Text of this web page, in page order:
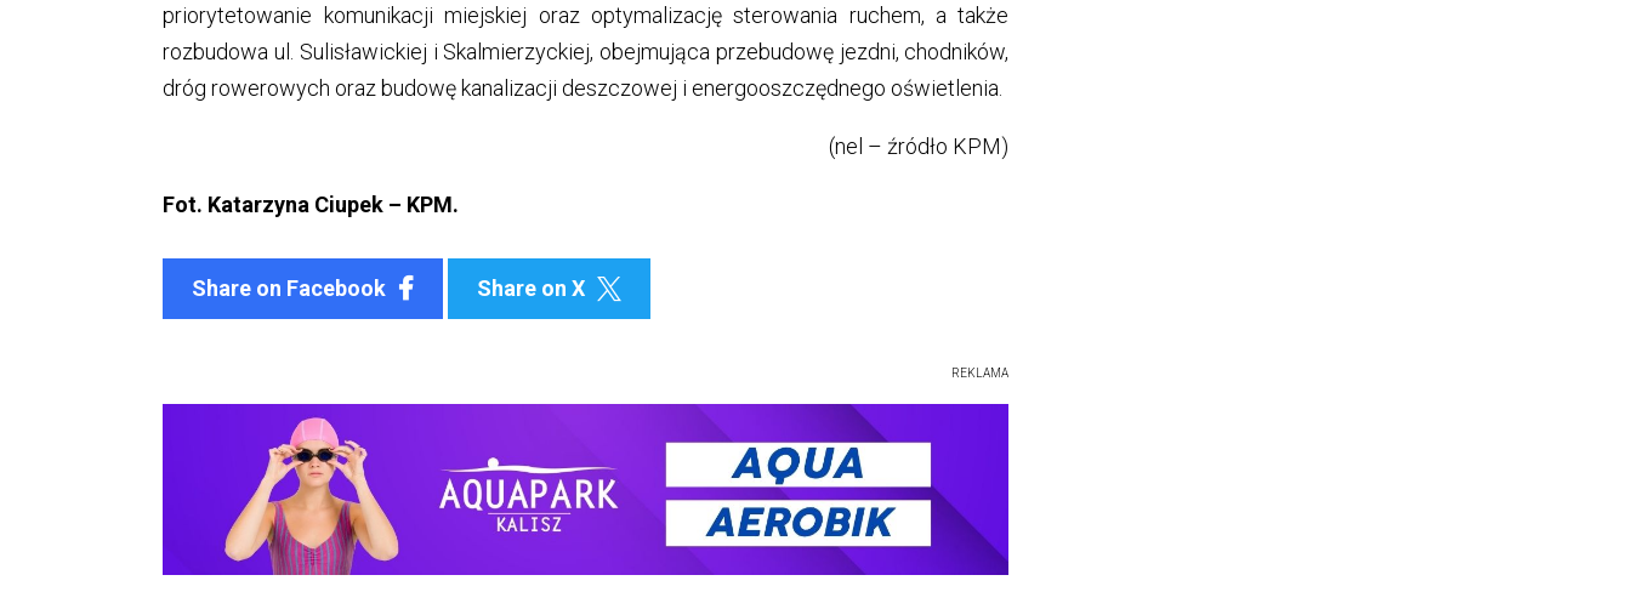
priorytetowanie komunikacji miejskiej oraz optymalizację sterowania ruchem, a także
rozbudowa ul. Sulisławickiej i Skalmierzyckiej, obejmująca przebudowę jezdni, chodników,
dróg rowerowych oraz budowę kanalizacji deszczowej i energooszczędnego oświetlenia.
(nel – źródło KPM)
Fot. Katarzyna Ciupek – KPM.
Share on Facebook Share on X 
REKLAMA